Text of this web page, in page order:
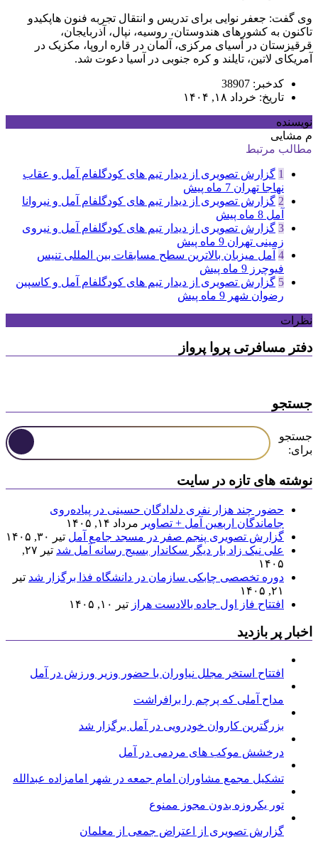
وی گفت: جعفر نوایی برای تدریس و انتقال تجربه فنون هاپکیدو
تاکنون به کشورهای هندوستان، روسیه، نپال، آذربایجان،
قرقیزستان در آسیای مرکزی، آلمان در قاره اروپا، مکزیک در
آمریکای لاتین، تایلند و‌ کره جنوبی در آسیا دعوت شد.
کدخبر: 38907
تاریخ: خرداد ۱۸, ۱۴۰۴
نویسنده
م مشایی
مطالب مرتبط
1 گزارش تصویری از دیدار تیم های کودگلفام آمل و عقاب
نهاجا تهران 7 ماه پیش
2 گزارش تصویری از دیدار تیم های کودگلفام آمل و نیروانا
آمل 8 ماه پیش
3 گزارش تصویری از دیدار تیم های کودگلفام آمل و نیروی
زمینی تهران 9 ماه پیش
4 آمل میزبان بالاترین سطح مسابقات بین المللی تنیس
فیوچرز 9 ماه پیش
5 گزارش تصویری از دیدار تیم های کودگلفام آمل و کاسپین
رضوان شهر 9 ماه پیش
نظرات
دفتر مسافرتی پروا پرواز
جستجو
جستجو
برای:
نوشته های تازه در سایت
حضور چند هزار نفری دلدادگان حسینی در پیاده‌روی
جاماندگان اربعین آمل + تصاویر مرداد ۱۴, ۱۴۰۵
گزارش تصویری پنجم صفر در مسجد جامع آمل تیر ۳۰, ۱۴۰۵
علی نیک زاد بار دیگر سکاندار بسیج رسانه آمل شد
تیر ۲۷,
۱۴۰۵
دوره تخصصی چابکی سازمان در دانشگاه فذا برگزار شد تیر
۲۱, ۱۴۰۵
افتتاح فاز اول جاده بالادست هراز تیر ۱۰, ۱۴۰۵
اخبار پر بازدید
افتتاح استخر مجلل نیاوران با حضور وزیر ورزش در آمل
مداح آملی که پرچم را برافراشت
بزرگترین کاروان خودرویی در آمل برگزار شد
درخشش موکب های مردمی در آمل
تشکیل مجمع مشاوران امام جمعه در شهر امامزاده عبدالله
تور یکروزه بدون مجوز ممنوع
گزارش تصویری از اعتراض جمعی از معلمان